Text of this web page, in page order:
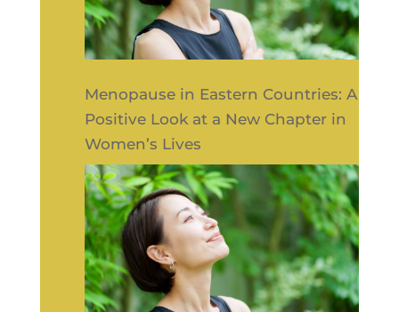
Menopause in Eastern Countries: A
Positive Look at a New Chapter in
Women’s Lives